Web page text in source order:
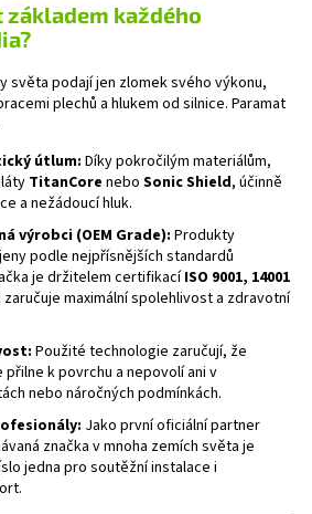
základem každého
světa podají jen zlomek svého výkonu,
plechů a hlukem od silnice. Paramat
útlum: Díky pokročilým materiálům,
TitanCore nebo Sonic Shield, účinně
a nežádoucí hluk.
výrobci (OEM Grade): Produkty
podle nejpřísnějších standardů
je držitelem certifikacíISO 9001, 14001
zaručuje maximální spolehlivost a zdravotní
Použité technologie zaručují, že
k povrchu a nepovolí ani v
nebo náročných podmínkách.
Jako první oficiální partner
značka v mnoha zemích světa je
jedna pro soutěžní instalace i